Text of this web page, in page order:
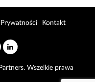
Wszelkie prawa
Kontakt